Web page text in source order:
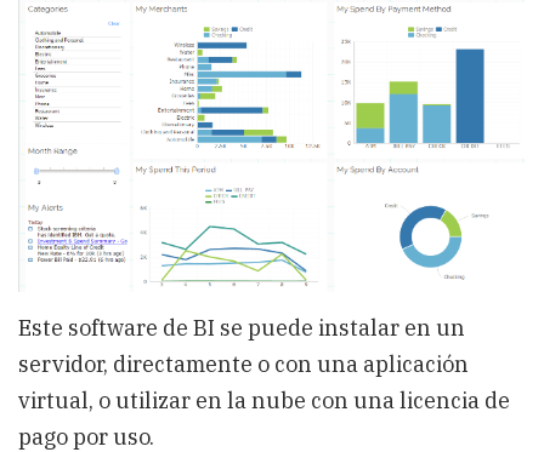
Este software de BI se puede instalar en un
servidor, directamente o con una aplicación
virtual, o utilizar en la nube con una licencia de
pago por uso.